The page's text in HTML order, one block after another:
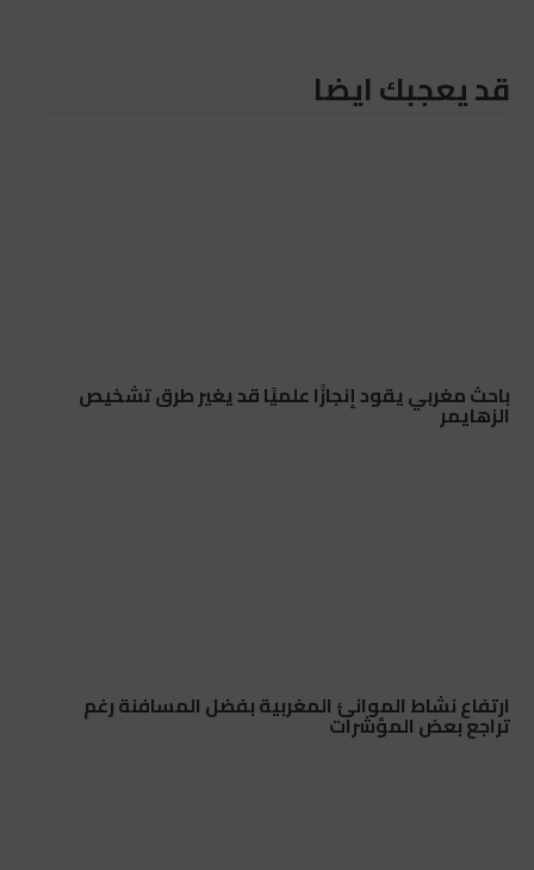
قد يعجبك ايضا
باحث مغربي يقود إنجازًا علميًا قد يغير طرق تشخيص
الزهايمر
ارتفاع نشاط الموانئ المغربية بفضل المسافنة رغم
تراجع بعض المؤشرات